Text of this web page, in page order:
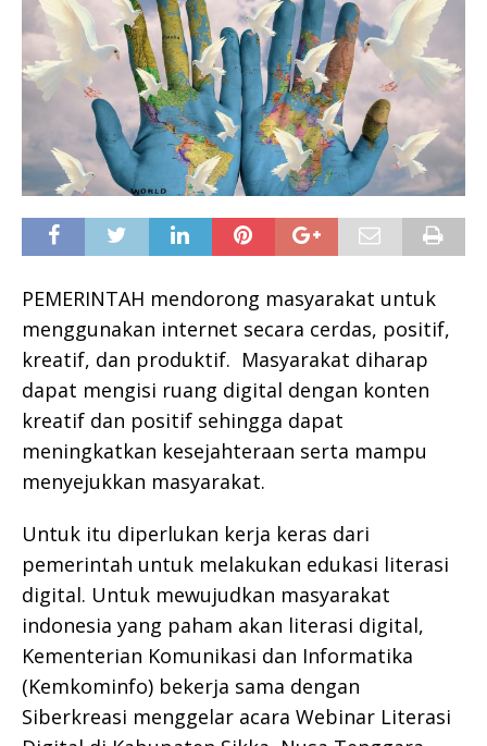
PEMERINTAH mendorong masyarakat untuk
menggunakan internet secara cerdas, positif,
kreatif, dan produktif. Masyarakat diharap
dapat mengisi ruang digital dengan konten
kreatif dan positif sehingga dapat
meningkatkan kesejahteraan serta mampu
menyejukkan masyarakat.
Untuk itu diperlukan kerja keras dari
pemerintah untuk melakukan edukasi literasi
digital. Untuk mewujudkan masyarakat
indonesia yang paham akan literasi digital,
Kementerian Komunikasi dan Informatika
(Kemkominfo) bekerja sama dengan
Siberkreasi menggelar acara Webinar Literasi